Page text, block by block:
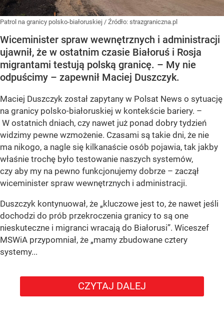
Patrol na granicy polsko-białoruskiej / Źródło: strazgraniczna.pl
Wiceminister spraw wewnętrznych i administracji
ujawnił, że w ostatnim czasie Białoruś i Rosja
migrantami testują polską granicę. – My nie
odpuścimy – zapewnił Maciej Duszczyk.
Maciej Duszczyk został zapytany w Polsat News o sytuację
na granicy polsko-białoruskiej w kontekście bariery. –
W ostatnich dniach, czy nawet już ponad dobry tydzień
widzimy pewne wzmożenie. Czasami są takie dni, że nie
ma nikogo, a nagle się kilkanaście osób pojawia, tak jakby
właśnie trochę było testowanie naszych systemów,
czy aby my na pewno funkcjonujemy dobrze – zaczął
wiceminister spraw wewnętrznych i administracji.
Duszczyk kontynuował, że „kluczowe jest to, że nawet jeśli
dochodzi do prób przekroczenia granicy to są one
nieskuteczne i migranci wracają do Białorusi”. Wiceszef
MSWiA przypomniał, że „mamy zbudowane cztery
systemy...
CZYTAJ DALEJ